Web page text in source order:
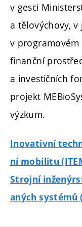
v gesci
a tělovýchovy,
v
finanční
a investičních
projekt
výzkum.
Inovativní
ní mobilitu
Strojní
aných systémů